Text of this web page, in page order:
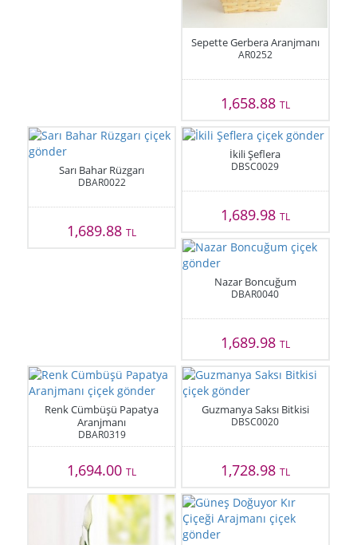
Sepette Gerbera Aranjmanı
AR0252
1,658.88 TL
Sarı Bahar Rüzgarı
DBAR0022
1,689.88TL
İkili Şeflera
DBSC0029
1,689.98 TL
Nazar Boncuğum
DBAR0040
1,689.98 TL
Renk Cümbüşü Papatya
Aranjmanı
DBAR0319
1,694.00TL
Guzmanya Saksı Bitkisi
DBSC0020
1,728.98 TL